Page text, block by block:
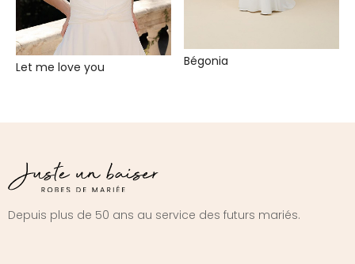
Let me love you Bégonia
Depuis plus de 50 ans au service des futurs mariés.